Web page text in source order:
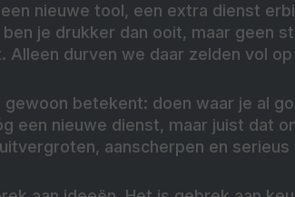
een nieuwe tool, een extra dienst
je drukker dan ooit, maar geen
Alleen durven we daar zelden vol
betekent: doen waar je al
een nieuwe dienst, maar juist dat
aanscherpen en serieus